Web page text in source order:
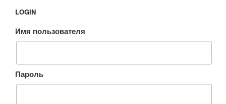
LOGIN
Имя пользователя
Пароль